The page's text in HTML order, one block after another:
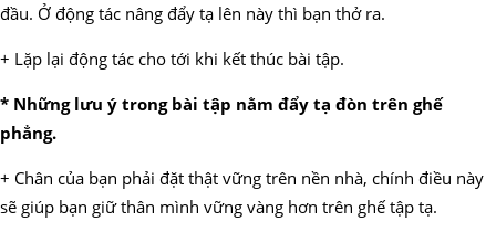
đầu. Ở động tác nâng đẩy tạ lên này thì bạn thở ra.
+ Lặp lại động tác cho tới khi kết thúc bài tập.
* Những lưu ý trong bài tập nằm đẩy tạ đòn trên ghế
phẳng.
+ Chân của bạn phải đặt thật vững trên nền nhà, chính điều này
sẽ giúp bạn giữ thân mình vững vàng hơn trên ghế tập tạ.